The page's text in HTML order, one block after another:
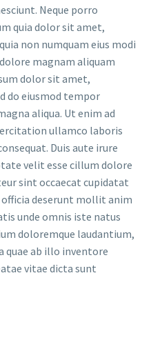
Neque porro
quia dolor sit amet,
non numquam eius modi
magnam aliquam
dolor sit amet,
do eiusmod tempor
aliqua. Ut enim ad
ullamco laboris
Duis aute irure
velit esse cillum dolore
sint occaecat cupidatat
deserunt mollit anim
unde omnis iste natus
doloremque laudantium,
quae ab illo inventore
vitae dicta sunt